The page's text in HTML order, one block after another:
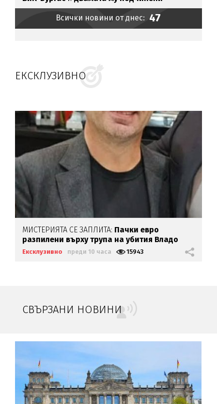
Всички новини от днес: 47
ЕКСКЛУЗИВНО
МИСТЕРИЯТА СЕ ЗАПЛИТА: Пачки евро
разпилени върху трупа на убития Владо
Загатото
Ексклузивно преди 10 часа 15943
СВЪРЗАНИ НОВИНИ